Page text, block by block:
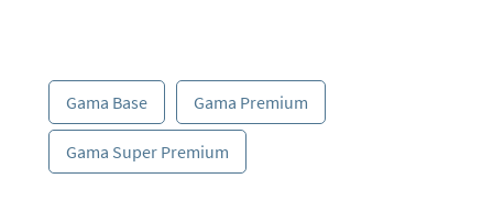
Gama Base Gama Premium
Gama Super Premium